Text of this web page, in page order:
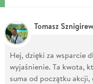
Tomasz
Hej, dzięki za wsparcie
wyjaśnienie. Ta kwota,
suma od początku